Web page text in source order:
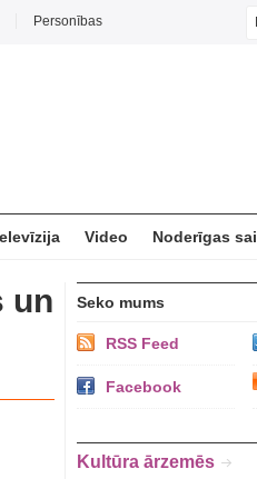
Personības
Video Noderīgas
un
Seko mums
RSS Feed
Facebook
Kultūra ārzemēs